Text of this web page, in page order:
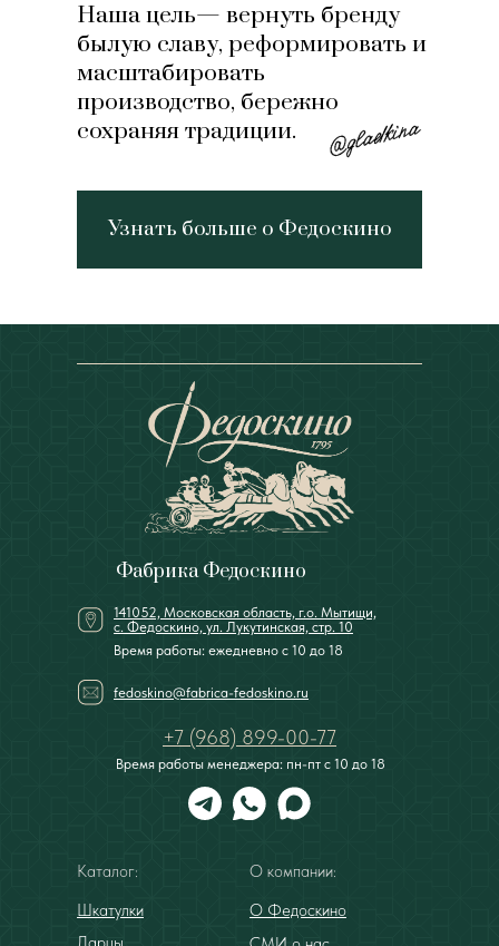
Наша цель— вернуть бренду
былую славу, реформировать и
масштабировать
производство, бережно
сохраняя традиции.
Узнать больше о Федоскино
141052, Московская область, г.о. Мытищи,
с. Федоскино, ул. Лукутинская, стр. 10
Фабрика Федоскино
+7 (968) 899-00-77
Время работы: ежедневно с 10 до 18
Время работы менеджера: пн-пт с 10 до 18
Каталог:
Шкатулки
О компании:
О Федоскино
fedoskino@fabrica-fedoskino.ru